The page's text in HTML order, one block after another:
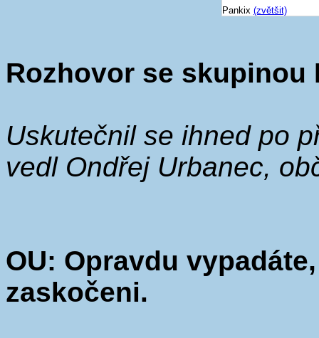
Pankix(zvětšit)
Rozhovor se skupinou
Uskutečnil se ihned po
vedl Ondřej Urbanec,
OU: Opravdu
zaskočeni.